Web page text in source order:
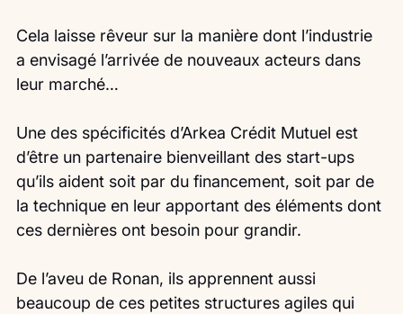
Cela laisse rêveur sur la manière dont l’industrie
a envisagé l’arrivée de nouveaux acteurs dans
leur marché…
Une des spécificités d’Arkea Crédit Mutuel est
d’être un partenaire bienveillant des start-ups
qu’ils aident soit par du financement, soit par de
la technique en leur apportant des éléments dont
ces dernières ont besoin pour grandir.
De l’aveu de Ronan, ils apprennent aussi
beaucoup de ces petites structures agiles qui